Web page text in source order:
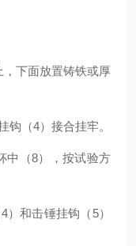
，下面放置铸铁或厚
钩（4）接合挂牢。
中（8），按试验方
4）和击锤挂钩（ 5）